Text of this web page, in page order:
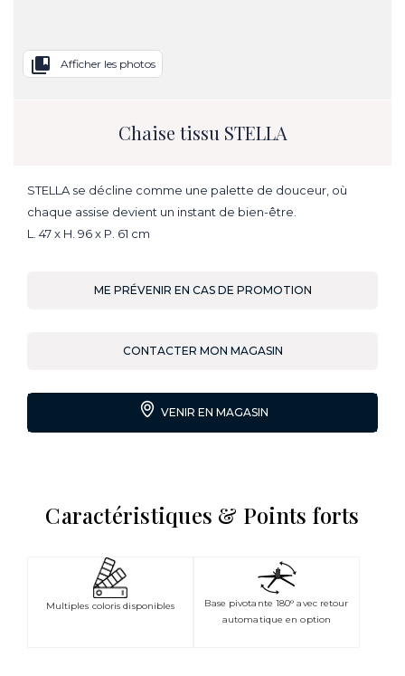
collections_bookmark Afficher les photos
Chaise tissu STELLA
STELLA se décline comme une palette de douceur, où
chaque assise devient un instant de bien-être.
L. 47 x H. 96 x P. 61 cm
ME PRÉVENIR EN CAS DE PROMOTION
CONTACTER MON MAGASIN
VENIR EN MAGASIN
Caractéristiques & Points forts
Multiples coloris disponibles
Base pivotante 180° avec retour
automatique en option